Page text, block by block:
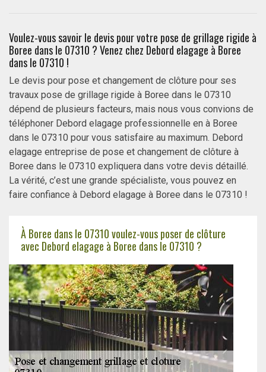
Voulez-vous savoir le devis pour votre pose de grillage rigide à
Boree dans le 07310 ? Venez chez Debord elagage à Boree
dans le 07310 !
Le devis pour pose et changement de clôture pour ses
travaux pose de grillage rigide à Boree dans le 07310
dépend de plusieurs facteurs, mais nous vous convions de
téléphoner Debord elagage professionnelle en à Boree
dans le 07310 pour vous satisfaire au maximum. Debord
elagage entreprise de pose et changement de clôture à
Boree dans le 07310 expliquera dans votre devis détaillé.
La vérité, c’est une grande spécialiste, vous pouvez en
faire confiance à Debord elagage à Boree dans le 07310 !
À Boree dans le 07310 voulez-vous poser de clôture
avec Debord elagage à Boree dans le 07310 ?